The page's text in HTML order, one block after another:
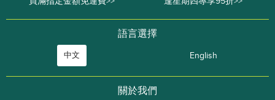
語言選擇
中文 English
關於我們